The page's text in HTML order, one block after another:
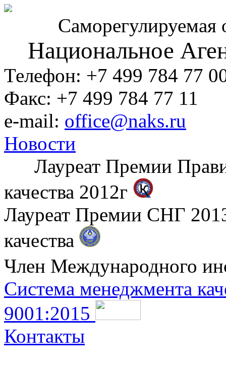
Саморегулируемая
Национальное
Телефон: +7 499 784 77
Факс: +7 499 784 77 11
e-mail: office@naks.ru
Новости
Лауреат Премии
качества 2012г
Лауреат Премии СНГ
качества
Член Международного
Система менеджмента
9001:2015
Контакты